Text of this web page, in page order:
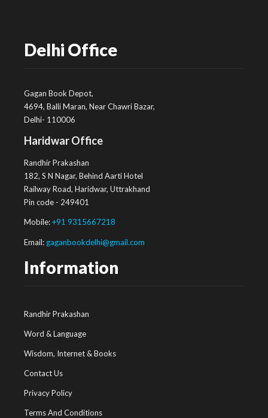
Delhi Office
Gagan Book Depot,
4694, Balli Maran, Near Chawri Bazar,
Delhi- 110006
Haridwar Office
Randhir Prakashan
182, S N Nagar, Behind Aarti Hotel
Railway Road, Haridwar, Uttrakhand
Pin code - 249401
Mobile:+91 9315667218
Email: gaganbookdelhi@gmail.com
Information
Randhir Prakashan
Word & Language
Wisdom, Internet & Books
Contact Us
Privacy Policy
Terms And Conditions